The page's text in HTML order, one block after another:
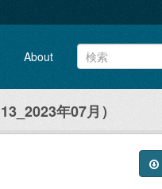
About
年07月）